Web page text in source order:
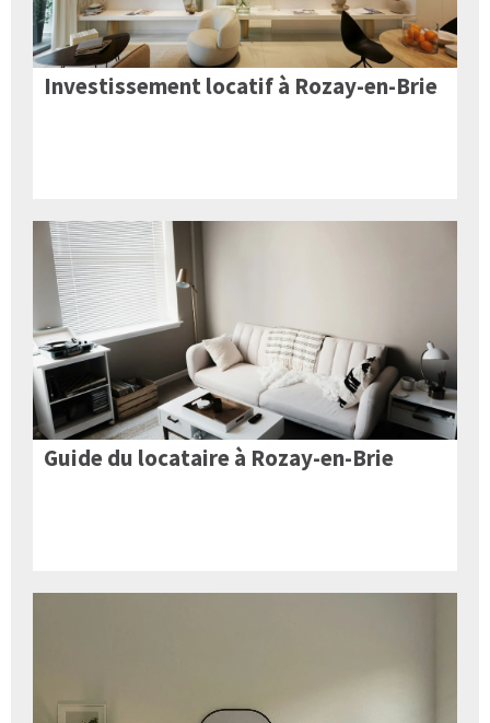
Investissement locatif à Rozay-en-Brie
Guide du locataire à Rozay-en-Brie